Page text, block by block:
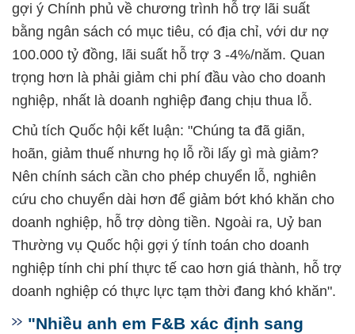
gợi ý Chính phủ về chương trình hỗ trợ lãi suất
bằng ngân sách có mục tiêu, có địa chỉ, với dư nợ
100.000 tỷ đồng, lãi suất hỗ trợ 3 -4%/năm. Quan
trọng hơn là phải giảm chi phí đầu vào cho doanh
nghiệp, nhất là doanh nghiệp đang chịu thua lỗ.
Chủ tích Quốc hội kết luận: "Chúng ta đã giãn,
hoãn, giảm thuế nhưng họ lỗ rồi lấy gì mà giảm?
Nên chính sách cần cho phép chuyển lỗ, nghiên
cứu cho chuyển dài hơn để giảm bớt khó khăn cho
doanh nghiệp, hỗ trợ dòng tiền. Ngoài ra, Uỷ ban
Thường vụ Quốc hội gợi ý tính toán cho doanh
nghiệp tính chi phí thực tế cao hơn giá thành, hỗ trợ
doanh nghiệp có thực lực tạm thời đang khó khăn".
"Nhiều anh em F&B xác định sang